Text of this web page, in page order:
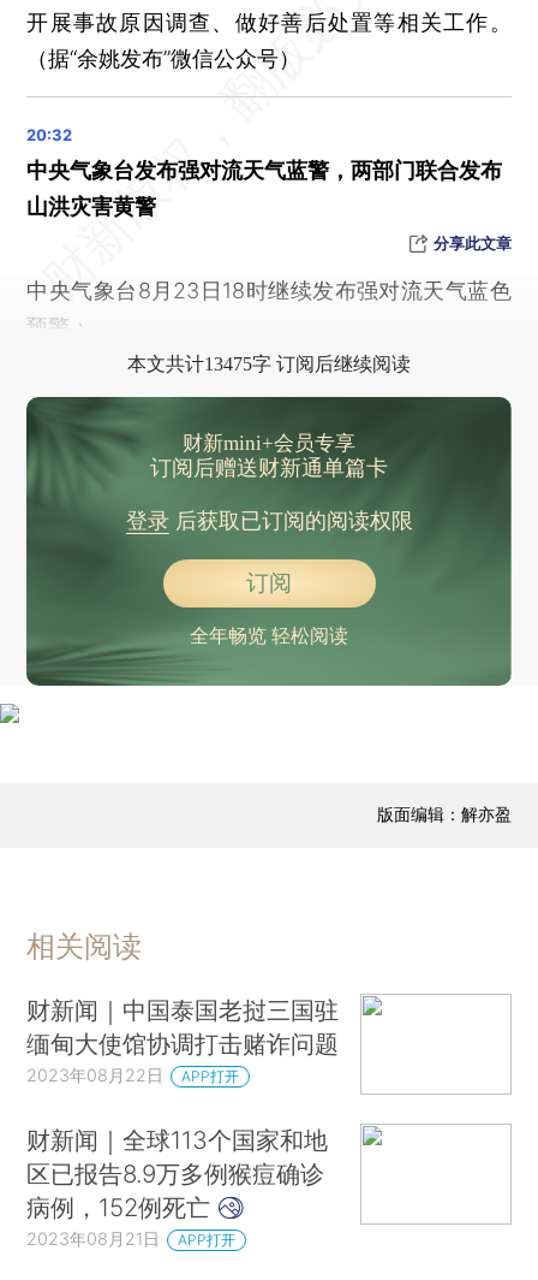
开展事故原因调查、做好善后处置等相关工作。
（据“余姚发布”微信公众号）
中央气象台发布强对流天气蓝警，两部门联合发布
山洪灾害黄警
分享此文章
中央气象台8月23日18时继续发布强对流天气蓝色
预警：
本文共计13475字 订阅后继续阅读
财新mini+会员专享
订阅后赠送财新通单篇卡
登录后获取已订阅的阅读权限
订阅
全年畅览 轻松阅读
版面编辑：解亦盈
相关阅读
财新闻｜中国泰国老挝三国驻
缅甸大使馆协调打击赌诈问题
2023年08月22日 APP打开
财新闻｜全球113个国家和地
区已报告8.9万多例猴痘确诊
病例，152例死亡
2023年08月21日 APP打开